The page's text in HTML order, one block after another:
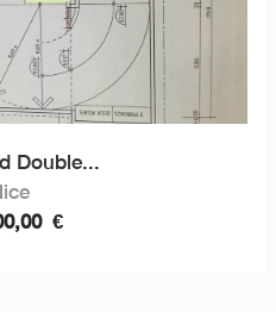
Double...
€